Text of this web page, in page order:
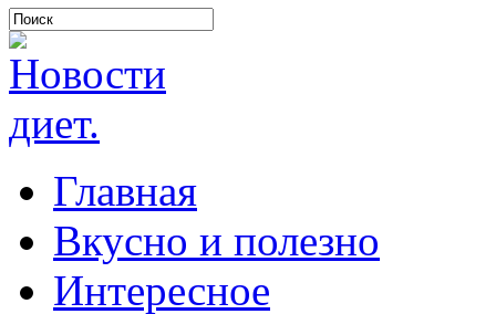
Главная
Вкусно и полезно
Интересное